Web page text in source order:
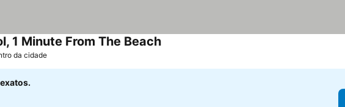
1 Minute From The BeachVer preços
da cidade